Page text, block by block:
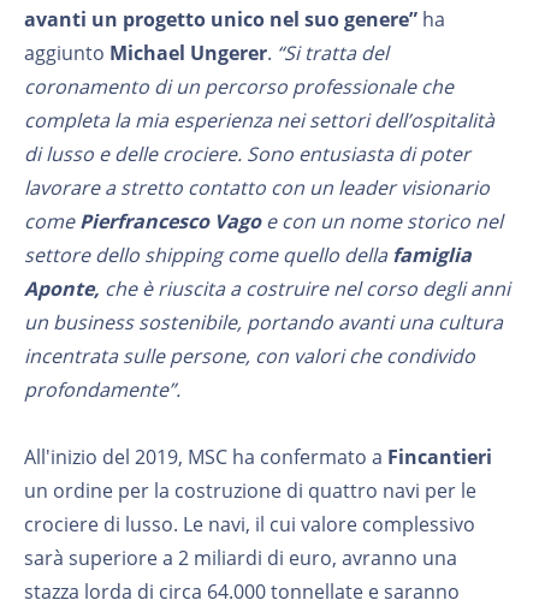
avanti un progetto unico nel suo genere” ha
aggiunto Michael Ungerer. “Si tratta del
coronamento di un percorso professionale che
completa la mia esperienza nei settori dell’ospitalità
di lusso e delle crociere. Sono entusiasta di poter
lavorare a stretto contatto con un leader visionario
comePierfrancesco Vagoe con un nome storico nel
settore dello shipping come quello dellafamiglia
Aponte, che è riuscita a costruire nel corso degli anni
un business sostenibile, portando avanti una cultura
incentrata sulle persone, con valori che condivido
profondamente”.
All'inizio del 2019, MSC ha confermato a Fincantieri
un ordine per la costruzione di quattro navi per le
crociere di lusso. Le navi, il cui valore complessivo
sarà superiore a 2 miliardi di euro, avranno una
stazza lorda di circa 64.000 tonnellate e saranno